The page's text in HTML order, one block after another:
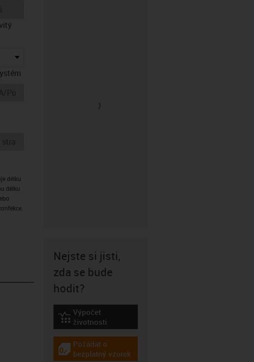
délku
délku
Nejste si jisti,
zda se bude
hodit?
igus-icon-lebensdauerrechner
Výpočet
životnosti
igus-icon-gratismuster
Požádat o
bezplatný vzorek